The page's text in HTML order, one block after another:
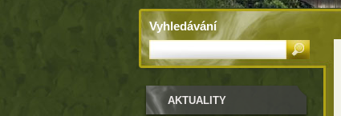
AKTUALITY
Vyhledávání